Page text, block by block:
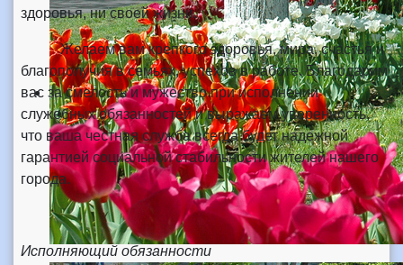
здоровья, ни своей жизни.
Желаем вам крепкого здоровья, мира, счастья и
благополучия в семьях, успехов в работе. Благодарим
вас за смелость и мужество при исполнении
служебных обязанностей и выражаем уверенность,
что ваша честная служба всегда будет надежной
гарантией социальной стабильности жителей нашего
города.
Исполняющий обязанности